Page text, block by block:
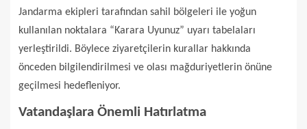
Jandarma ekipleri tarafından sahil bölgeleri ile yoğun
kullanılan noktalara “Karara Uyunuz” uyarı tabelaları
yerleştirildi. Böylece ziyaretçilerin kurallar hakkında
önceden bilgilendirilmesi ve olası mağduriyetlerin önüne
geçilmesi hedefleniyor.
Vatandaşlara Önemli Hatırlatma